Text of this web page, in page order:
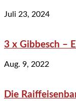
Juli 23, 2024
3 x Gibbesch –
Aug. 9, 2022
Die